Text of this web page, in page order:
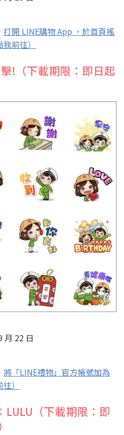
打開 LINE購物 App ，於首頁搖
前往）
!（下載期限：即日起
月 22 日
將「LINE禮物」官方帳號加為
）
LULU（下載期限：即